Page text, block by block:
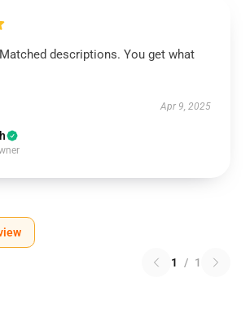
descriptions. You get what
Apr 9, 2025
1 / 1